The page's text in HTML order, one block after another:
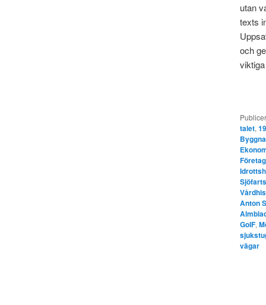
utan
texts
och
talet,
Anton
GoIF,
vägar